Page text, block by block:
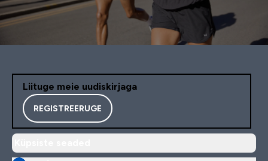
Liituge meie uudiskirjaga
REGISTREERUGE